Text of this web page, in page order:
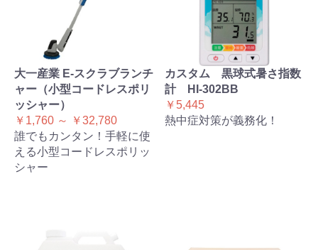
大一産業 E-スクラブランチ
ャー（小型コードレスポリ
ッシャー）
￥1,760 ～ ￥32,780
誰でもカンタン！手軽に使
える小型コードレスポリッ
シャー
カスタム 黒球式暑さ指数
計 HI-302BB
￥5,445
熱中症対策が義務化！